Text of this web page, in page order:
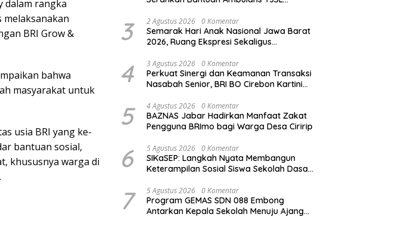
dalam rangka
melaksanakan
BRI Grow &
bahwa
masyarakat untuk
usia BRI yang ke-
bantuan sosial,
khususnya warga di
Penunjang Kesehatan Masyarakat
3 2 Agustus 2026 0 Komentar
Semarak Hari Anak Nasional Jawa Barat
2026, Ruang Ekspresi Sekaligus
4 3 Agustus 2026 0 Komentar
Perkuat Sinergi dan Keamanan Transaksi
Nasabah Senior, BRI BO Cirebon Kartini
5 4 Agustus 2026 0 Komentar
BAZNAS Jabar Hadirkan Manfaat Zakat
Pengguna BRImo bagi Warga Desa Ciririp
6 5 Agustus 2026 0 Komentar
SIKaSEP: Langkah Nyata Membangun
Keterampilan Sosial Siswa Sekolah Dasar
7 5 Agustus 2026 0 Komentar
Program GEMAS SDN 088 Embong
Antarkan Kepala Sekolah Menuju Ajang